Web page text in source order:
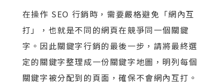
在操作 SEO 行銷時，需要嚴格避免「網內互
打」，也就是不同的網頁在競爭同一個關鍵
字。因此關鍵字行銷的最後一步，請將最終選
定的關鍵字整理成一份關鍵字地圖，明列每個
關鍵字被分配到的頁面，確保不會網內互打。